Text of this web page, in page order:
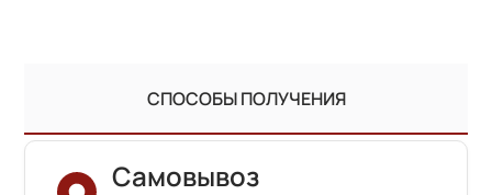
СПОСОБЫ ПОЛУЧЕНИЯ
Самовывоз